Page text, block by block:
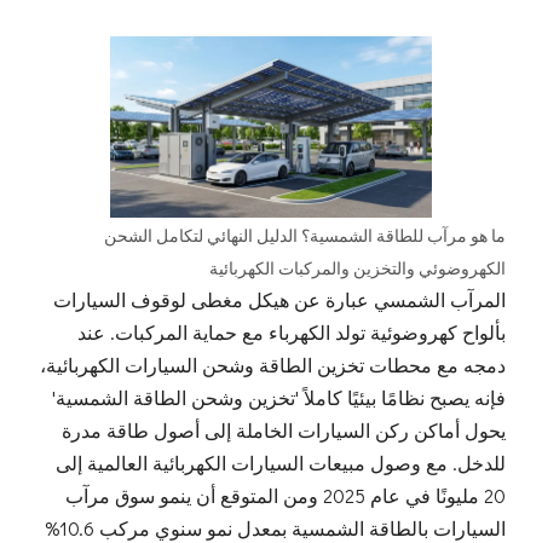
ما هو مرآب للطاقة الشمسية؟ الدليل النهائي لتكامل الشحن
الكهروضوئي والتخزين والمركبات الكهربائية
المرآب الشمسي عبارة عن هيكل مغطى لوقوف السيارات
بألواح كهروضوئية تولد الكهرباء مع حماية المركبات. عند
دمجه مع محطات تخزين الطاقة وشحن السيارات الكهربائية،
فإنه يصبح نظامًا بيئيًا كاملاً 'تخزين وشحن الطاقة الشمسية'
يحول أماكن ركن السيارات الخاملة إلى أصول طاقة مدرة
للدخل. مع وصول مبيعات السيارات الكهربائية العالمية إلى
20 مليونًا في عام 2025 ومن المتوقع أن ينمو سوق مرآب
السيارات بالطاقة الشمسية بمعدل نمو سنوي مركب 10.6%